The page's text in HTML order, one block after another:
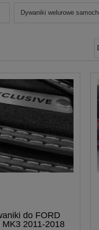
Dywaniki welurowe
do FORD
2011-2018